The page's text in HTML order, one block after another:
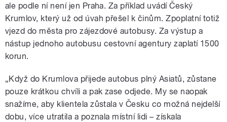
ale podle ní není jen Praha. Za příklad uvádí Český
Krumlov, který už od úvah přešel k činům. Zpoplatní totiž
vjezd do města pro zájezdové autobusy. Za výstup a
nástup jednoho autobusu cestovní agentury zaplatí 1500
korun.
„Když do Krumlova přijede autobus plný Asiatů, zůstane
pouze krátkou chvíli a pak zase odjede. My se naopak
snažíme, aby klientela zůstala v Česku co možná nejdelší
dobu, více utratila a poznala místní lidi – získala